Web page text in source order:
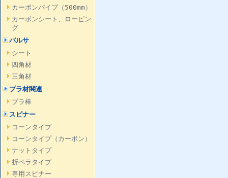
カーボンパイプ（500mm）
カーボンシート、ロービン
グ
バルサ
シート
四角材
三角材
プラ材関連
プラ棒
スピナー
コーンタイプ
コーンタイプ（カーボン）
ナットタイプ
折ペラタイプ
専用スピナー